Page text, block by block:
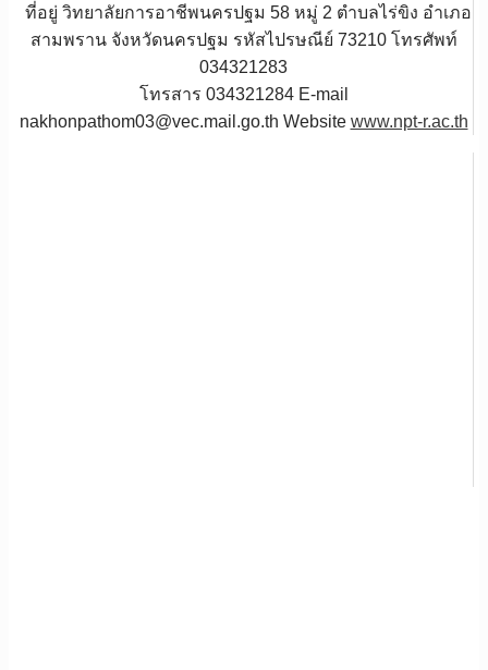
ที่อยู่ วิทยาลัยการอาชีพนครปฐม 58 หมู่ 2 ตำบลไร่ขิง อำเภอ
สามพราน จังหวัดนครปฐม รหัสไปรษณีย์ 73210 โทรศัพท์
034321283
โทรสาร 034321284 E-mail
nakhonpathom03@vec.mail.go.th Website www.npt-r.ac.th